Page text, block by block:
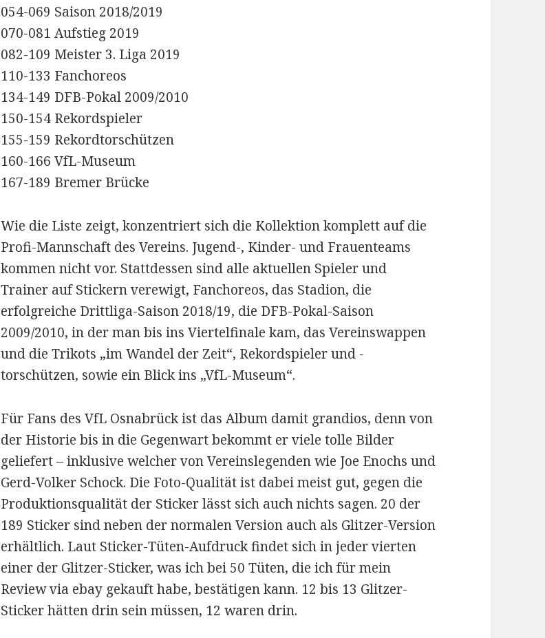
054-069 Saison 2018/2019
070-081 Aufstieg 2019
082-109 Meister 3. Liga 2019
110-133 Fanchoreos
134-149 DFB-Pokal 2009/2010
150-154 Rekordspieler
155-159 Rekordtorschützen
160-166 VfL-Museum
167-189 Bremer Brücke
Wie die Liste zeigt, konzentriert sich die Kollektion komplett auf die
Profi-Mannschaft des Vereins. Jugend-, Kinder- und Frauenteams
kommen nicht vor. Stattdessen sind alle aktuellen Spieler und
Trainer auf Stickern verewigt, Fanchoreos, das Stadion, die
erfolgreiche Drittliga-Saison 2018/19, die DFB-Pokal-Saison
2009/2010, in der man bis ins Viertelfinale kam, das Vereinswappen
und die Trikots „im Wandel der Zeit“, Rekordspieler und -
torschützen, sowie ein Blick ins „VfL-Museum“.
Für Fans des VfL Osnabrück ist das Album damit grandios, denn von
der Historie bis in die Gegenwart bekommt er viele tolle Bilder
geliefert – inklusive welcher von Vereinslegenden wie Joe Enochs und
Gerd-Volker Schock. Die Foto-Qualität ist dabei meist gut, gegen die
Produktionsqualität der Sticker lässt sich auch nichts sagen. 20 der
189 Sticker sind neben der normalen Version auch als Glitzer-Version
erhältlich. Laut Sticker-Tüten-Aufdruck findet sich in jeder vierten
einer der Glitzer-Sticker, was ich bei 50 Tüten, die ich für mein
Review via ebay gekauft habe, bestätigen kann. 12 bis 13 Glitzer-
Sticker hätten drin sein müssen, 12 waren drin.